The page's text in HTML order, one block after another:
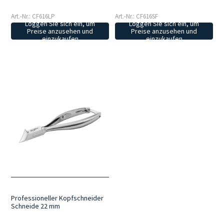
Art.-Nr.: CF616LP
Loggen Sie sich ein, um
Preise anzusehen und
einzukaufen
Art.-Nr.: CF616SF
Loggen Sie sich ein, um
Preise anzusehen und
einzukaufen
Professioneller Kopfschneider
Schneide 22 mm